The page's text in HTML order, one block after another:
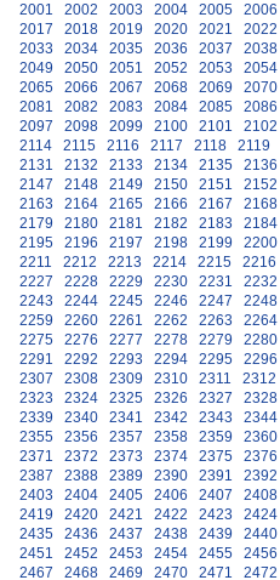
2001
2002 2003 2004 2005 2006
2017
2018 2019 2020 2021 2022
2033
2034 2035 2036 2037 2038
2049
2050 2051 2052 2053 2054
2065
2066 2067 2068 2069 2070
2081
2082 2083 2084 2085 2086
2097
2098 2099 2100 2101 2102
2114
2115 2116 2117 2118 2119
2131
2132 2133 2134 2135 2136
2147
2148 2149 2150 2151 2152
2163
2164 2165 2166 2167 2168
2179
2180 2181 2182 2183 2184
2195
2196 2197 2198 2199 2200
2211
2212 2213 2214 2215 2216
2227
2228 2229 2230 2231 2232
2243
2244 2245 2246 2247 2248
2259
2260 2261 2262 2263 2264
2275
2276 2277 2278 2279 2280
2291
2292 2293 2294 2295 2296
2307
2308 2309 2310 2311 2312
2323
2324 2325 2326 2327 2328
2339
2340 2341 2342 2343 2344
2355
2356 2357 2358 2359 2360
2371
2372 2373 2374 2375 2376
2387
2388 2389 2390 2391 2392
2403
2404 2405 2406 2407 2408
2419
2420 2421 2422 2423 2424
2435
2436 2437 2438 2439 2440
2451
2452 2453 2454 2455 2456
2467
2468 2469 2470 2471 2472